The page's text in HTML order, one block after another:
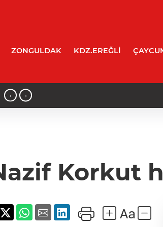
ZONGULDAK KDZ.EREĞLİ
‹ ›
Korkut